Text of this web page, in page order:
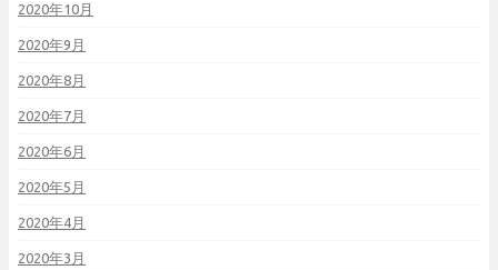
2020年10月
2020年9月
2020年8月
2020年7月
2020年6月
2020年5月
2020年4月
2020年3月